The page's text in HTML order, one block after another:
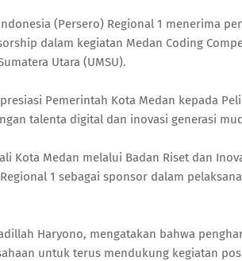
(Persero) Regional 1 menerima
dalam kegiatan Medan Coding
Utara (UMSU).
Pemerintah Kota Medan kepada
talenta digital dan inovasi generasi
Kota Medan melalui Badan Riset dan
1 sebagai sponsor dalam
Haryono, mengatakan bahwa
untuk terus mendukung kegiatan